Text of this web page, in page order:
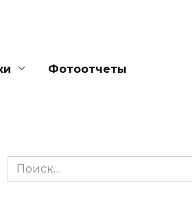
Фотоотчеты
Search
for: